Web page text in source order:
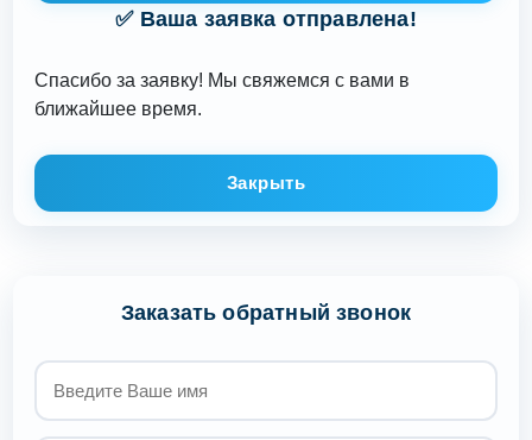
✅ Ваша заявка отправлена!
Спасибо за заявку! Мы свяжемся с вами в
ближайшее время.
Закрыть
Заказать обратный звонок